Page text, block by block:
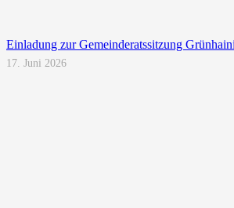
Einladung zur Gemeinderatssitzung
17. Juni 2026